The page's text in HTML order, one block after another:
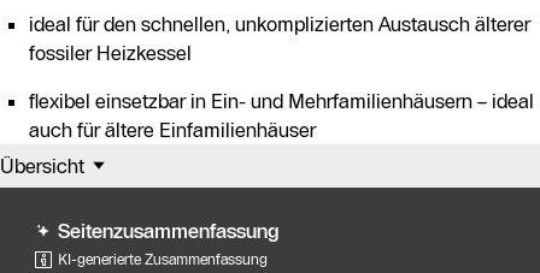
ideal für den schnellen, unkomplizierten Austausch älterer
fossiler Heizkessel
flexibel einsetzbar in Ein- und Mehrfamilienhäusern – ideal
auch für ältere Einfamilienhäuser
Übersicht
Seitenzusammenfassung
KI-generierte Zusammenfassung